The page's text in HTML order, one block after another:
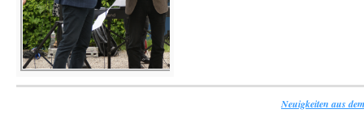
Neuigkeiten aus